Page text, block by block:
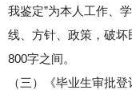
我鉴定”为本人工作、
线、方针、政策，破
800字之间。
（三）《毕业生审批